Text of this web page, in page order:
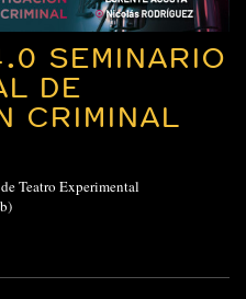
SEMINARIO
DE
CRIMINAL
Teatro Experimental